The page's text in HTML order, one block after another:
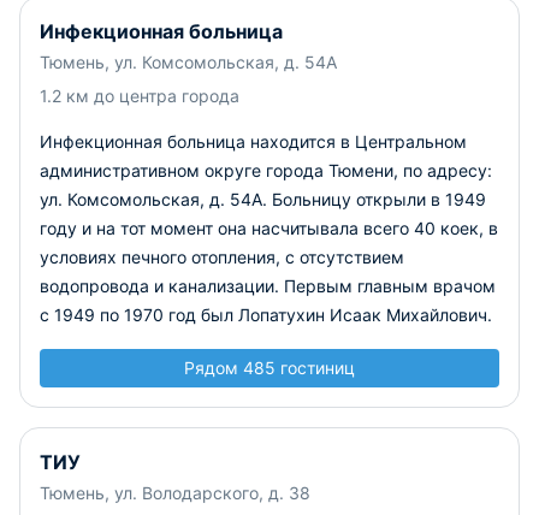
Инфекционная больница
Тюмень, ул. Комсомольская, д. 54А
1.2 км до центра города
Инфекционная больница находится в Центральном
административном округе города Тюмени, по адресу:
ул. Комсомольская, д. 54А. Больницу открыли в 1949
году и на тот момент она насчитывала всего 40 коек, в
условиях печного отопления, с отсутствием
водопровода и канализации. Первым главным врачом
с 1949 по 1970 год был Лопатухин Исаак Михайлович.
Рядом 485 гостиниц
ТИУ
Тюмень, ул. Володарского, д. 38